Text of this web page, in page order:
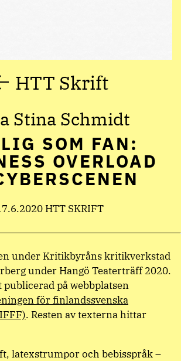
HTT Skrift
Stina Schmidt
SOM FAN:
OVERLOAD
HTT SKRIFT
under Kritikbyråns kritikverkstad
under Hangö Teaterträff 2020.
på webbplatsen
för finlandssvenska
. Resten av texterna hittar
latexstrumpor och bebisspråk –